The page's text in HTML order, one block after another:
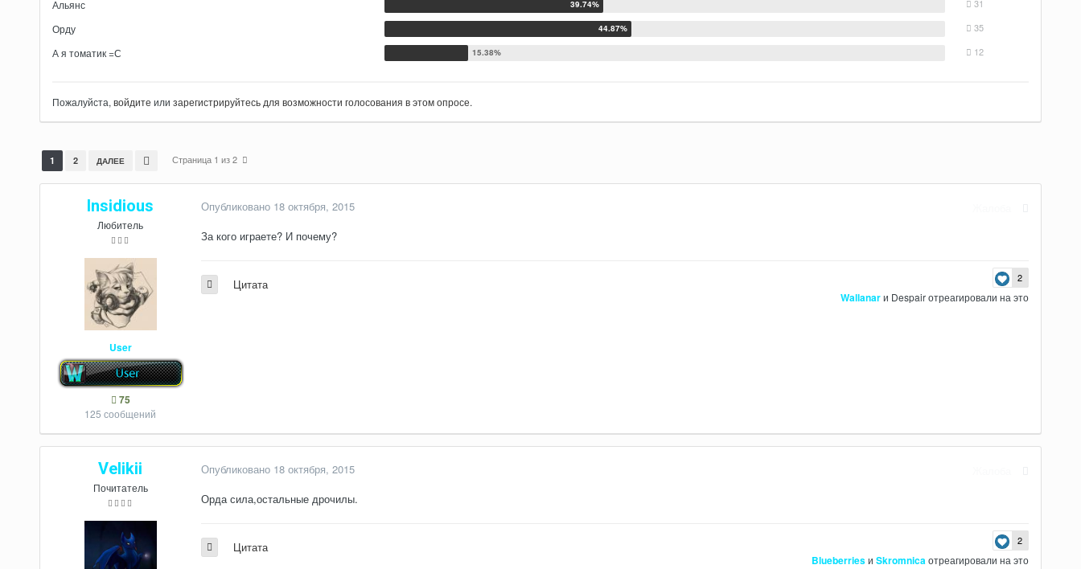
Альянс 31
Орду 35
А я томатик =С 12
Пожалуйста, войдите или зарегистрируйтесьдля возможности голосования в этом опросе.
1 2 ДАЛЕЕ Страница 1 из 2
Insidious
Любитель
User
75
125 сообщений
Опубликовано 18 октября, 2015
За кого играете? И почему?
2
Wallanarи Despairотреагировали на это
Цитата
Velikii
Почитатель
Опубликовано 18 октября, 2015
Орда сила,остальные дрочилы.
2
Blueberriesи Skromnica отреагировали на это
Цитата